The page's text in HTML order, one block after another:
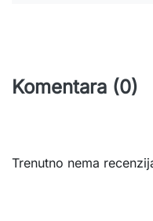
Komentara (0)
Trenutno nema